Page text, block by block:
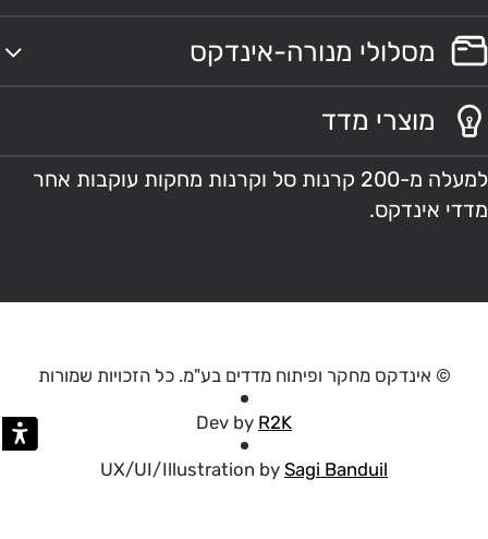
מסלולי מנורה-אינדקס
מוצרי מדד
למעלה מ-200 קרנות סל וקרנות מחקות עוקבות אחר
מדדי אינדקס.
© אינדקס מחקר ופיתוח מדדים בע"מ. כל הזכויות שמורות
Dev by R2K
UX/UI/Illustration by Sagi Banduil